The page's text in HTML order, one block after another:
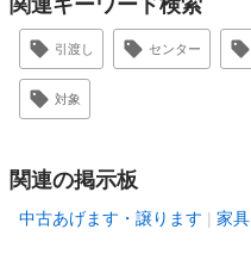
関連キーワード検索
引渡し センター
対象
関連の掲示板
中古あげます・譲ります 家具